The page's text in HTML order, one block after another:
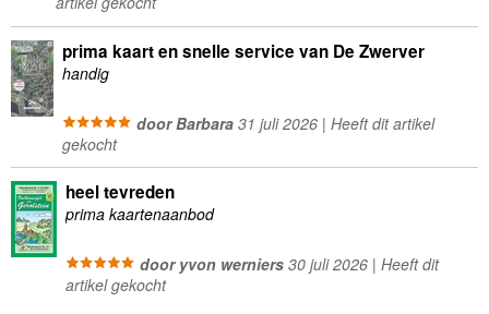
prima kaart en snelle service van De Zwerver
handig
door Barbara31 juli 2026 | Heeft dit artikel
gekocht
heel tevreden
prima kaartenaanbod
door yvon werniers30 juli 2026 | Heeft dit
artikel gekocht